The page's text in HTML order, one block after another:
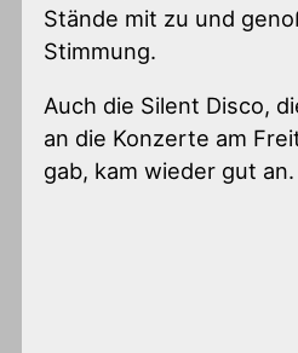
Stände mit zu und
Stimmung.
Auch die Silent Disco,
an die Konzerte am
gab, kam wieder gut an.